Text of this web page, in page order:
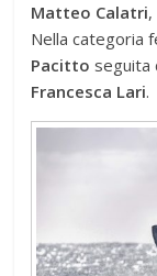
Matteo Calatri,
Nella categoria
Pacitto seguita
Francesca Lari.